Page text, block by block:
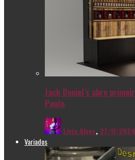
Jack Daniel’s abre
Paulo
Livia Alves, 27/11/2024
Variados